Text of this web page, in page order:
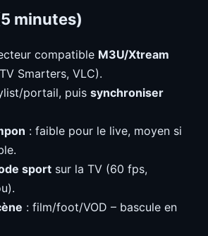
minutes)
compatible M3U/Xtream
Smarters, VLC).
portail, puis synchroniser
: faible pour le live, moyen si
sport sur la TV (60 fps,
: film/foot/VOD – bascule en